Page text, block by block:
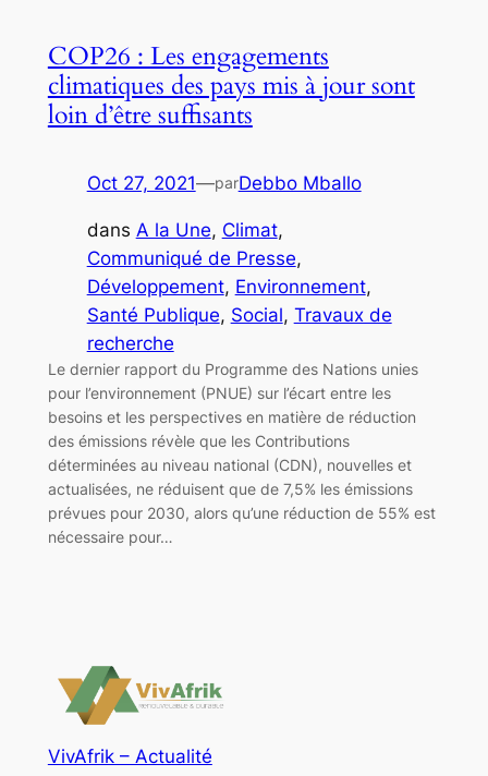
COP26 : Les engagements
climatiques des pays mis à jour sont
loin d’être suffisants
Oct 27, 2021—parDebbo Mballo
dans A la Une, Climat
Communiqué de Presse
Développement, Environnement
Santé Publique, Social, Travaux de
recherche
Le dernier rapport du Programme des Nations unies
pour l’environnement (PNUE) sur l’écart entre les
besoins et les perspectives en matière de réduction
des émissions révèle que les Contributions
déterminées au niveau national (CDN), nouvelles et
actualisées, ne réduisent que de 7,5% les émissions
prévues pour 2030, alors qu’une réduction de 55% est
nécessaire pour…
VivAfrik – Actualité